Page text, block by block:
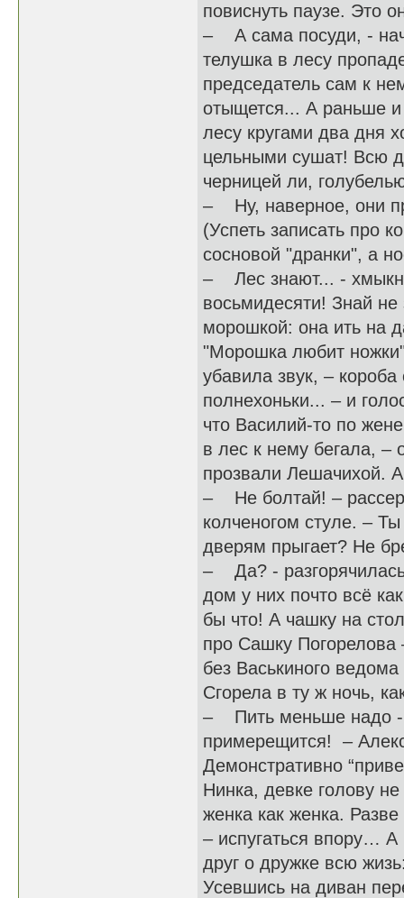
повиснуть паузе. Это
– А сама посуди, -
телушка в лесу
председатель сам к
отыщется... А раньше и
лесу кругами два дня
цельными сушат! Всю
черницей ли,
– Ну, наверное, они
(Успеть записать про
сосновой "дранки", а
– Лес знают... -
восьмидесяти! Знай
морошкой: она ить на
"Морошка любит
убавила звук, –
полнехоньки... – и
что Василий-то по
в лес к нему бегала, –
прозвали Лешачихой.
– Не болтай! –
колченогом стуле. –
дверям прыгает? Не
– Да? -
дом у них почто всё
бы что! А чашку на
про Сашку
без Васькиного
Сгорела в ту ж ночь,
– Пить меньше надо -
примерещится! –
Демонстративно
Нинка, девке голову
женка как женка.
– испугаться впору… А
друг о дружке всю
Усевшись на диван